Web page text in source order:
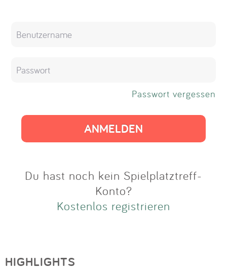
Passwort vergessen
Du hast noch kein Spielplatztreff-
Konto?
Kostenlos registrieren
HIGHLIGHTS